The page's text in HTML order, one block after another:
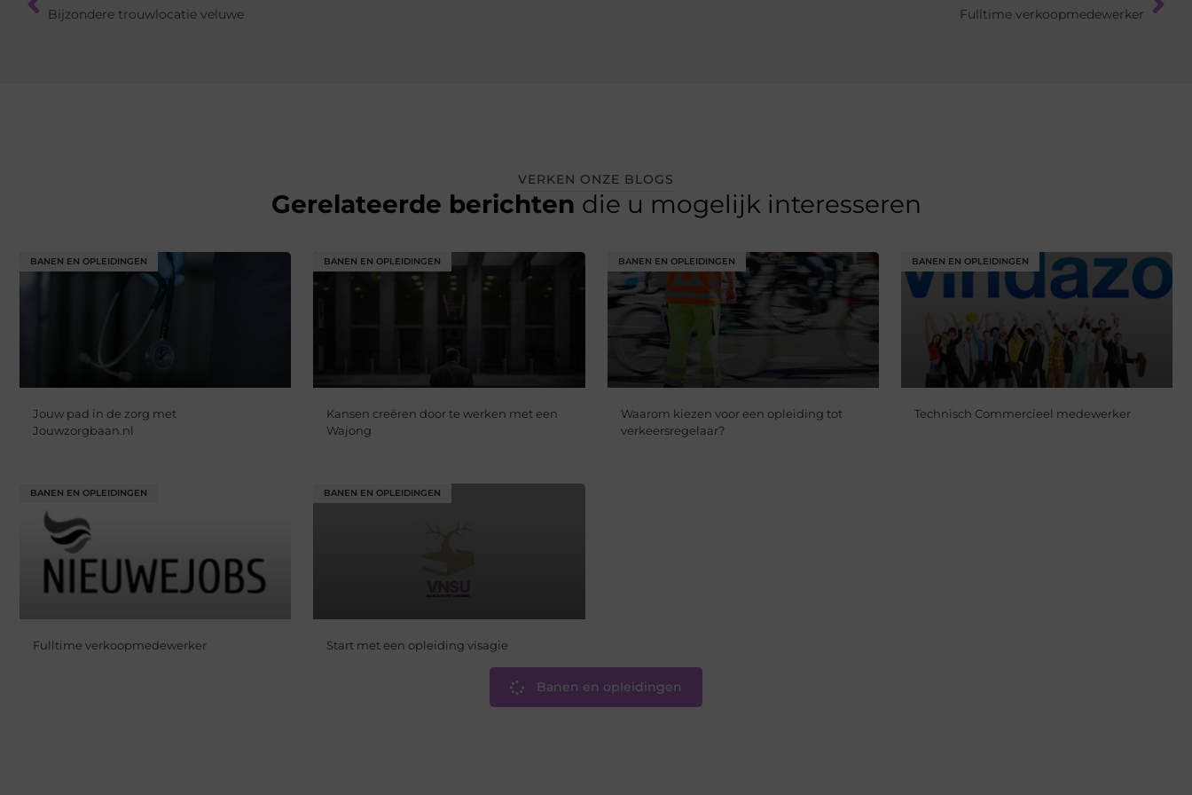
Bijzondere trouwlocatie veluwe Fulltime verkoopmedewerker
VERKEN ONZE BLOGS
Gerelateerde berichten die u mogelijk interesseren
BANEN EN OPLEIDINGEN
Jouw pad in de zorg met
Jouwzorgbaan.nl
BANEN EN OPLEIDINGEN
Kansen creëren door te werken met een
Wajong
BANEN EN OPLEIDINGEN
Waarom kiezen voor een opleiding tot
verkeersregelaar?
BANEN EN OPLEIDINGEN
Technisch Commercieel medewerker
BANEN EN OPLEIDINGEN
Fulltime verkoopmedewerker
BANEN EN OPLEIDINGEN
Start met een opleiding visagie
Banen en opleidingen